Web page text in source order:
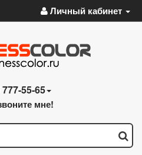
Личный кабинет
55-65
мне!